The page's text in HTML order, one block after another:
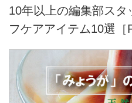
10年以上の編集部ス
フケアアイテム10選［